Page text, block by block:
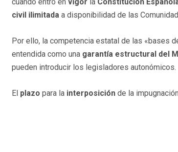
cuando entró en vigor la Constitución
civil ilimitada a disponibilidad de las
Por ello, la competencia estatal de las «bases
entendida como una garantía estructural del
pueden introducir los legisladores autonómicos.
El plazo para la interposición de la